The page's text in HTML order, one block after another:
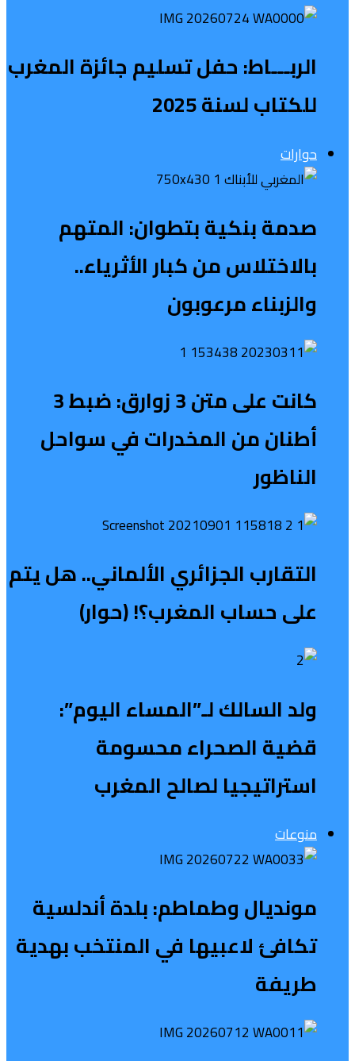
الربـــاط: حفل تسليم جائزة المغرب
للكتاب لسنة 2025
حوارات
صدمة بنكية بتطوان: المتهم
بالاختلاس من كبار الأثرياء..
والزبناء مرعوبون
كانت على متن 3 زوارق: ضبط 3
أطنان من المخدرات في سواحل
الناظور
التقارب الجزائري الألماني.. هل يتم
على حساب المغرب؟! (حوار)
ولد السالك لـ”المساء اليوم”:
قضية الصحراء محسومة
استراتيجيا لصالح المغرب
منوعات
مونديال وطماطم: بلدة أندلسية
تكافئ لاعبيها في المنتخب بهدية
طريفة